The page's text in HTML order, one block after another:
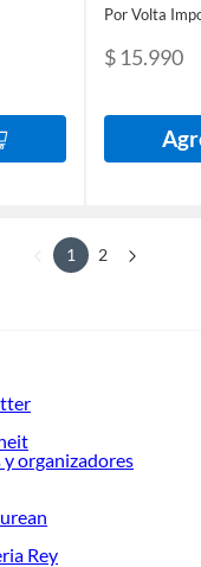
Por Volta
$ 15.990
1 2
organizadores
Rey